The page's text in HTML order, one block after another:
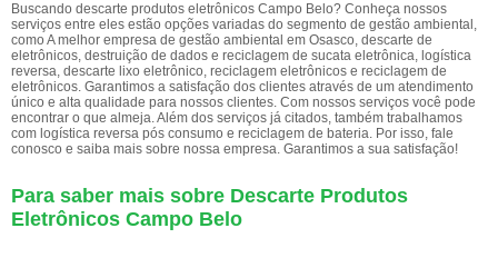
Buscando descarte produtos eletrônicos Campo Belo? Conheça nossos
serviços entre eles estão opções variadas do segmento de gestão ambiental,
como A melhor empresa de gestão ambiental em Osasco, descarte de
eletrônicos, destruição de dados e reciclagem de sucata eletrônica, logística
reversa, descarte lixo eletrônico, reciclagem eletrônicos e reciclagem de
eletrônicos. Garantimos a satisfação dos clientes através de um atendimento
único e alta qualidade para nossos clientes. Com nossos serviços você pode
encontrar o que almeja. Além dos serviços já citados, também trabalhamos
com logística reversa pós consumo e reciclagem de bateria. Por isso, fale
conosco e saiba mais sobre nossa empresa. Garantimos a sua satisfação!
Para saber mais sobre Descarte Produtos
Eletrônicos Campo Belo